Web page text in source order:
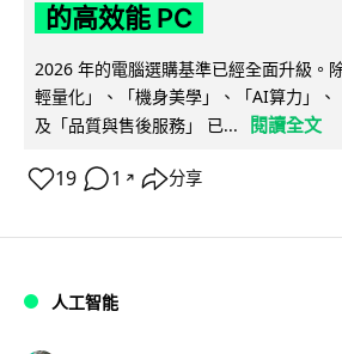
的高效能 PC
2026 年的電腦選購基準已經全面升級。
輕量化」、「機身美學」、「AI算力」
及「品質與售後服務」 已...
閱讀全文
19 1 ↗ 分享
人工智能